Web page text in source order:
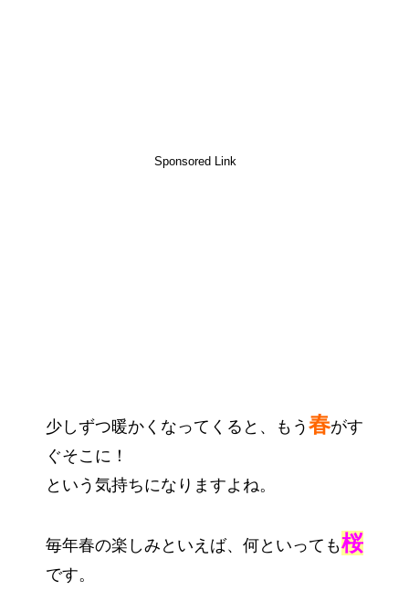
Sponsored Link
少しずつ暖かくなってくると、もう 春がす
ぐそこに！
という気持ちになりますよね。
毎年春の楽しみといえば、何といっても桜
です。